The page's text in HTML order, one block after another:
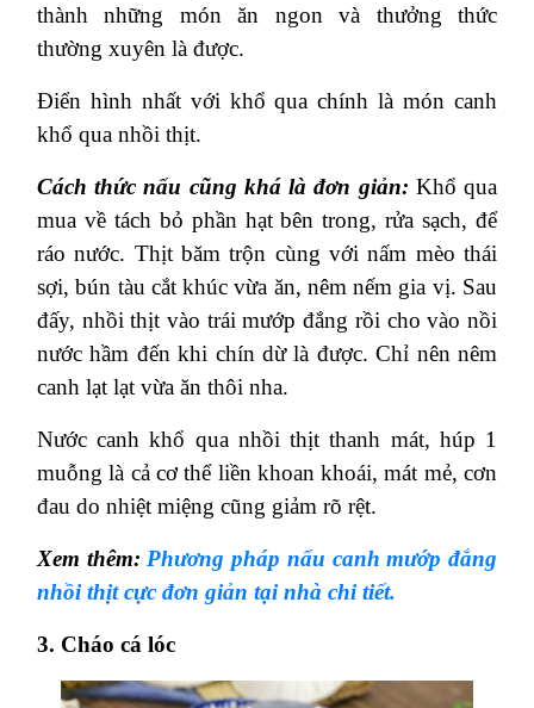
thành những món ăn ngon và thưởng thức
thường xuyên là được.
Điển hình nhất với khổ qua chính là món canh
khổ qua nhồi thịt.
Cách thức nấu cũng khá là đơn giản: Khổ qua
mua về tách bỏ phần hạt bên trong, rửa sạch, để
ráo nước. Thịt băm trộn cùng với nấm mèo thái
sợi, bún tàu cắt khúc vừa ăn, nêm nếm gia vị. Sau
đấy, nhồi thịt vào trái mướp đắng rồi cho vào nồi
nước hầm đến khi chín dừ là được. Chỉ nên nêm
canh lạt lạt vừa ăn thôi nha.
Nước canh khổ qua nhồi thịt thanh mát, húp 1
muỗng là cả cơ thể liền khoan khoái, mát mẻ, cơn
đau do nhiệt miệng cũng giảm rõ rệt.
Xem thêm:Phương pháp nấu canh mướp đắng
nhồi thịt cực đơn giản tại nhà chi tiết.
3. Cháo cá lóc